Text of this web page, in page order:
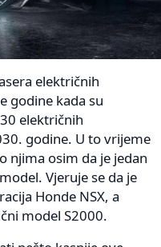
električnih
godine kada su
električnih
godine. U to vrijeme
njima osim da je jedan
Vjeruje se da je
Honde NSX, a
model S2000.